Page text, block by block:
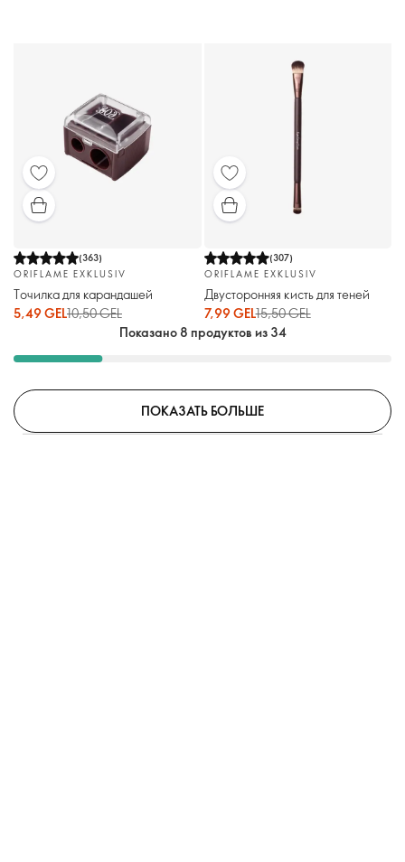
(363)
ORIFLAME EXKLUSIV
Точилка для карандашей
5,49 GEL10,50 GEL
(307)
ORIFLAME EXKLUSIV
Двусторонняя кисть для теней
7,99 GEL15,50 GEL
Показано 8 продуктов из 34
ПОКАЗАТЬ БОЛЬШЕ